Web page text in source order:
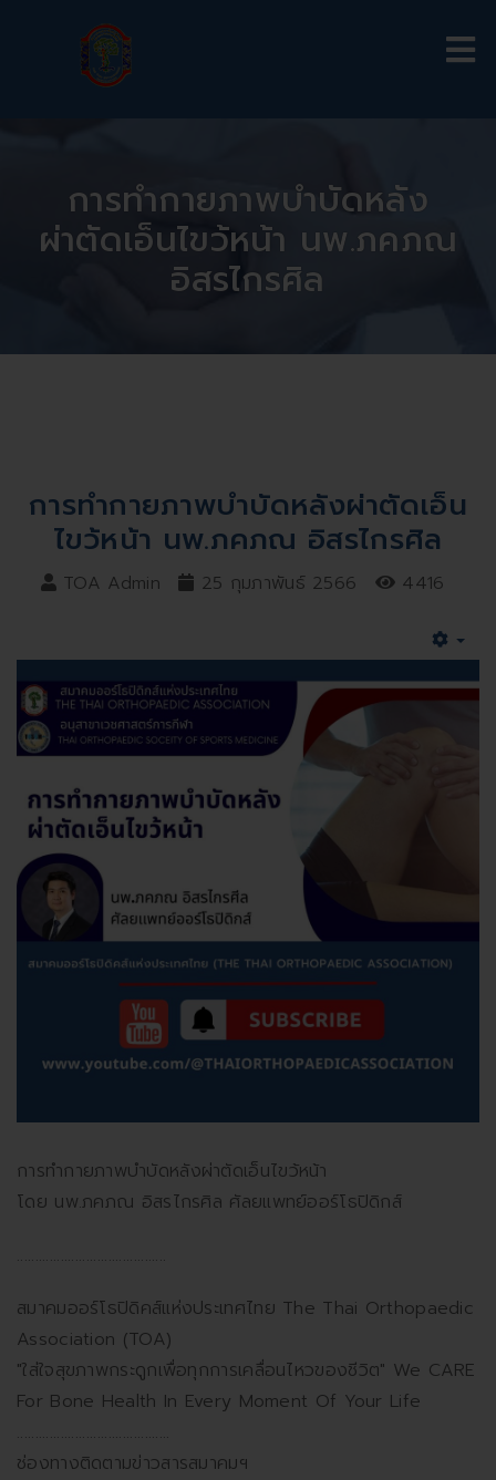
การทำกายภาพบำบัดหลัง
ผ่าตัดเอ็นไขว้หน้า นพ.ภคภณ
อิสรไกรศิล
การทำกายภาพบำบัดหลังผ่าตัดเอ็น
ไขว้หน้า นพ.ภคภณ อิสรไกรศิล
TOA Admin 25 กุมภาพันธ์ 2566 4416
การทำกายภาพบำบัดหลังผ่าตัดเอ็นไขว้หน้า
โดย นพ.ภคภณ อิสรไกรศิล ศัลยแพทย์ออร์โธปิดิกส์
.........................................
สมาคมออร์โธปิดิคส์แห่งประเทศไทย The Thai Orthopaedic
Association (TOA)
"ใส่ใจสุขภาพกระดูกเพื่อทุกการเคลื่อนไหวของชีวิต" We CARE
For Bone Health In Every Moment Of Your Life
..........................................
ช่องทางติดตามข่าวสารสมาคมฯ